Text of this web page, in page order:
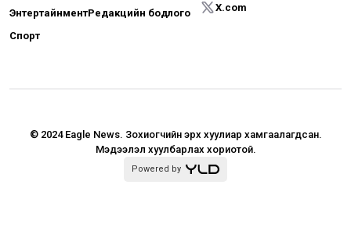
Энтертайнмент
Спорт
Редакцийн бодлого
X.com
© 2024 Eagle News. Зохиогчийн эрх хуулиар хамгаалагдсан.
Мэдээлэл хуулбарлах хориотой.
Powered by